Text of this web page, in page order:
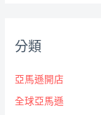
分類
亞馬遜開店
全球亞馬遜